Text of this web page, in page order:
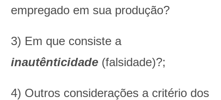
empregado em sua produção?
3) Em que consiste a
inautênticidade (falsidade)?;
4) Outros considerações a critério dos